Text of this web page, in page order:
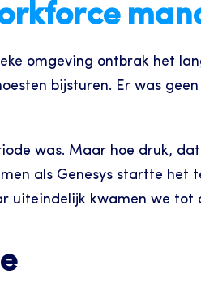
omgeving ontbrak het
bijsturen. Er was
was. Maar hoe druk,
als Genesys startte het
uiteindelijk kwamen we tot